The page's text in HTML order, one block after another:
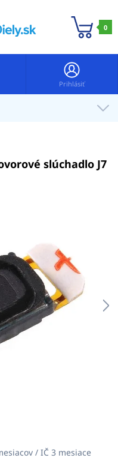
0
Prihlásiť
slúchadlo J7
/ IČ 3 mesiace